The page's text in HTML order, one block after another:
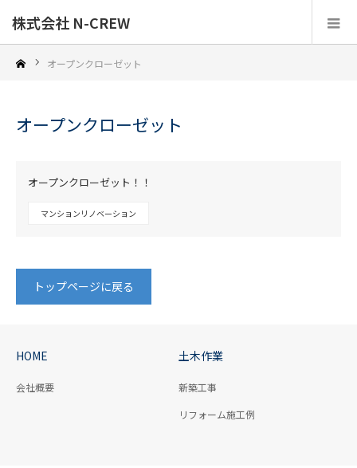
株式会社 N-CREW
オープンクローゼット
オープンクローゼット
オープンクローゼット！！
マンションリノベーション
トップページに戻る
HOME
会社概要
土木作業
新築工事
リフォーム施工例